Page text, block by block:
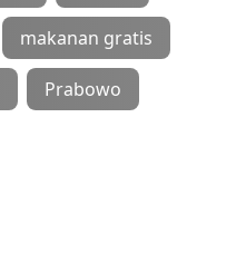
makanan gratis
Prabowo